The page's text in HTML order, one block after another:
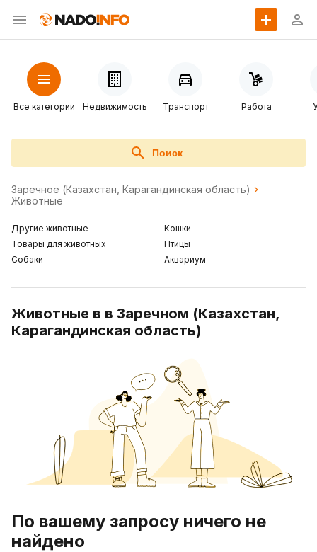
Все категории Недвижимость Транспорт Работа
Поиск
Заречное (Казахстан, Карагандинская область)
Животные
Другие животные
Товары для животных
Собаки
Кошки
Птицы
Аквариум
Животные в в Заречном (Казахстан,
Карагандинская область)
По вашему запросу ничего не
найдено